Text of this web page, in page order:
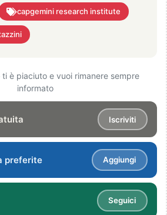
capgemini research institute
è piaciuto e vuoi rimanere sempre
informato
Iscriviti
preferite Aggiungi
Seguici